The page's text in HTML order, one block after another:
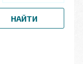
НАЙТИ